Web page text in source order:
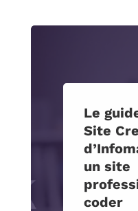
Le
Site
un site
coder